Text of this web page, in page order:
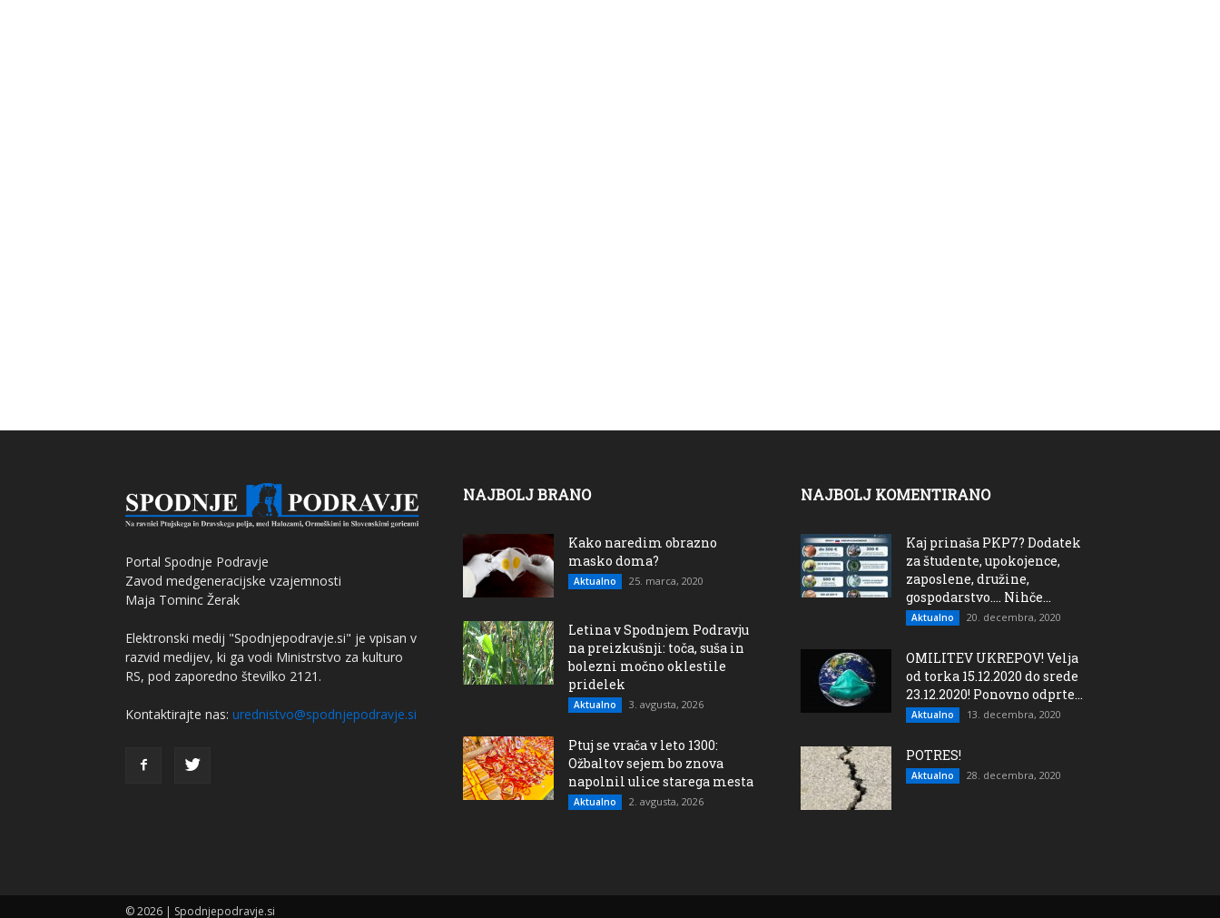
Portal Spodnje Podravje
Zavod medgeneracijske vzajemnosti
Maja Tominc Žerak
Elektronski medij "Spodnjepodravje.si" je vpisan v
razvid medijev, ki ga vodi Ministrstvo za kulturo
RS, pod zaporedno številko 2121.
Kontaktirajte nas: urednistvo@spodnjepodravje.si
NAJBOLJ BRANO
Kako naredim obrazno
masko doma?
Aktualno 25. marca, 2020
Letina v Spodnjem Podravju
na preizkušnji: toča, suša in
bolezni močno oklestile
pridelek
Aktualno 3. avgusta, 2026
Ptuj se vrača v leto 1300:
Ožbaltov sejem bo znova
napolnil ulice starega mesta
Aktualno 2. avgusta, 2026
NAJBOLJ KOMENTIRANO
Kaj prinaša PKP7? Dodatek
za študente, upokojence,
zaposlene, družine,
gospodarstvo…. Nihče...
Aktualno 20. decembra, 2020
OMILITEV UKREPOV! Velja
od torka 15.12.2020 do srede
23.12.2020! Ponovno odprte...
Aktualno 13. decembra, 2020
POTRES!
Aktualno 28. decembra, 2020
© 2026 | Spodnjepodravje.si